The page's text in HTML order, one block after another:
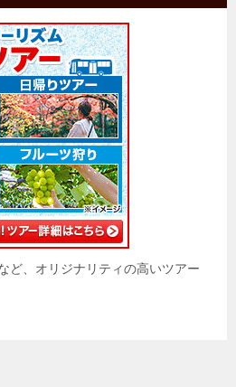
ど、オリジナリティの高いツアー